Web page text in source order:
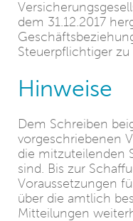
dem 31.12.2017
Steuerpflichtiger
Hinweise
Dem Schreiben
vorgeschriebenen
die mitzuteilenden
sind. Bis zur
Voraussetzungen
über die amtlich
Mitteilungen